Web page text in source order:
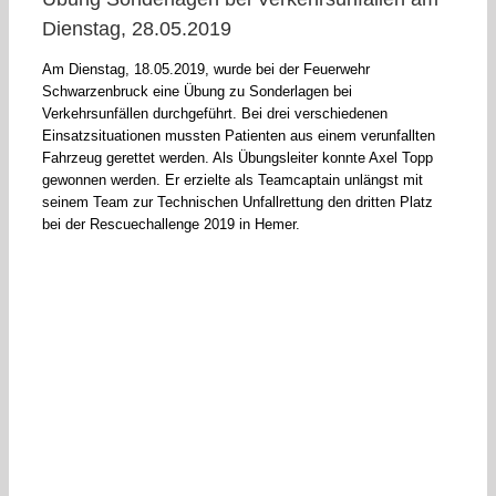
Dienstag, 28.05.2019
Am Dienstag, 18.05.2019, wurde bei der Feuerwehr
Schwarzenbruck eine Übung zu Sonderlagen bei
Verkehrsunfällen durchgeführt. Bei drei verschiedenen
Einsatzsituationen mussten Patienten aus einem verunfallten
Fahrzeug gerettet werden. Als Übungsleiter konnte Axel Topp
gewonnen werden. Er erzielte als Teamcaptain unlängst mit
seinem Team zur Technischen Unfallrettung den dritten Platz
bei der Rescuechallenge 2019 in Hemer.